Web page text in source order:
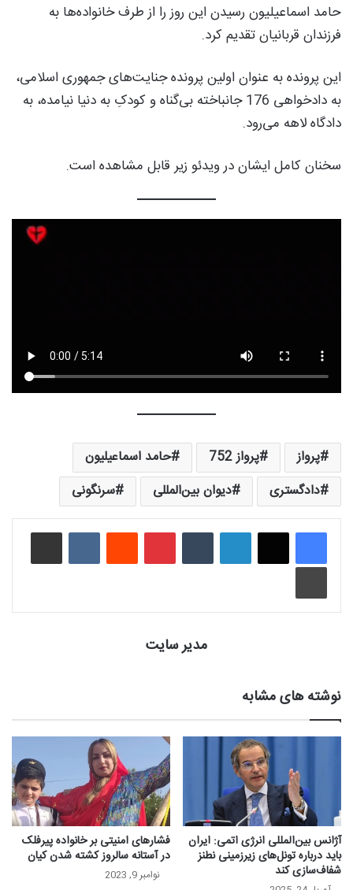
حامد اسماعیلیون رسیدن این روز را از طرف خانواده‌ها به
فرزندان قربانیان تقدیم کرد.
این پرونده به عنوان اولین پرونده جنایت‌های جمهوری اسلامی،
به دادخواهی 176 جانباخته بی‌گناه و کودکِ به دنیا نیامده، به
دادگاه لاهه می‌رود.
سخنان کامل ایشان در ویدئو زیر قابل مشاهده است.
پرواز پرواز 752
حامد اسماعیلیون
دادگستری
دیوان بین‌المللی سرنگونی
لینکدین ‫تامبلر ‫پین‌ترست‫رددیت ‫VKontakteاشتراک گذاری از طریق ایمیل
چاپ
مدیر سایت
نوشته های مشابه
آژانس بین‌المللی انرژی اتمی: ایران
باید درباره تونل‌های زیرزمینی نطنز
شفاف‌سازی کند
فشارهای امنیتی بر خانواده پیرفلک
در آستانه سالروز کشته شدن کیان
نوامبر 9, 2023